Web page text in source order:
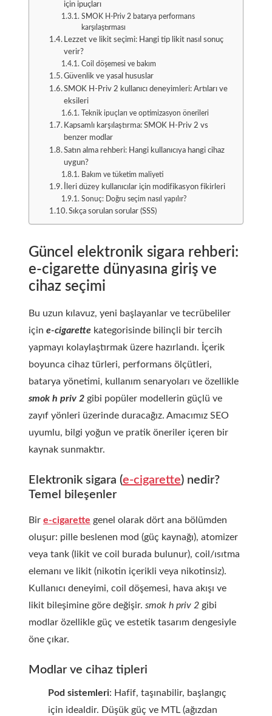
için ipuçları
SMOK H-Priv 2 batarya performans
karşılaştırması
Lezzet ve likit seçimi: Hangi tip likit nasıl sonuç
verir?
Coil döşemesi ve bakım
Güvenlik ve yasal hususlar
SMOK H-Priv 2 kullanıcı deneyimleri: Artıları ve
eksileri
Teknik ipuçları ve optimizasyon önerileri
Kapsamlı karşılaştırma: SMOK H-Priv 2 vs
benzer modlar
Satın alma rehberi: Hangi kullanıcıya hangi cihaz
uygun?
Bakım ve tüketim maliyeti
İleri düzey kullanıcılar için modifikasyon fikirleri
Sonuç: Doğru seçim nasıl yapılır?
Sıkça sorulan sorular (SSS)
Güncel elektronik sigara rehberi:
e-cigarette dünyasına giriş ve
cihaz seçimi
Bu uzun kılavuz, yeni başlayanlar ve tecrübeliler
için e-cigarette kategorisinde bilinçli bir tercih
yapmayı kolaylaştırmak üzere hazırlandı. İçerik
boyunca cihaz türleri, performans ölçütleri,
batarya yönetimi, kullanım senaryoları ve özellikle
smok h priv 2 gibi popüler modellerin güçlü ve
zayıf yönleri üzerinde duracağız. Amacımız SEO
uyumlu, bilgi yoğun ve pratik öneriler içeren bir
kaynak sunmaktır.
Elektronik sigara (e-cigarette) nedir?
Temel bileşenler
Bir e-cigarette genel olarak dört ana bölümden
oluşur: pille beslenen mod (güç kaynağı), atomizer
veya tank (likit ve coil burada bulunur), coil/ısıtma
elemanı ve likit (nikotin içerikli veya nikotinsiz).
Kullanıcı deneyimi, coil döşemesi, hava akışı ve
likit bileşimine göre değişir. smok h priv 2 gibi
modlar özellikle güç ve estetik tasarım dengesiyle
öne çıkar.
Modlar ve cihaz tipleri
Pod sistemleri: Hafif, taşınabilir, başlangıç
için idealdir. Düşük güç ve MTL (ağızdan